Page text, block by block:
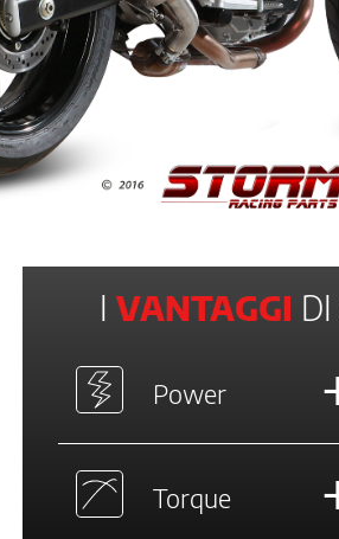
I VANTAGGI
Power
Torque